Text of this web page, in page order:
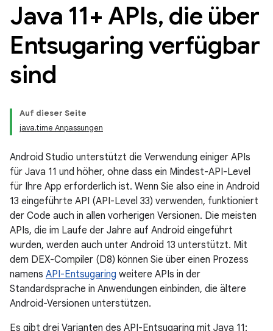
Java 11+ APIs, die über
Entsugaring verfügbar
sind
Auf dieser Seite
java.time Anpassungen
Android Studio unterstützt die Verwendung einiger APIs
für Java 11 und höher, ohne dass ein Mindest-API-Level
für Ihre App erforderlich ist. Wenn Sie also eine in Android
13 eingeführte API (API-Level 33) verwenden, funktioniert
der Code auch in allen vorherigen Versionen. Die meisten
APIs, die im Laufe der Jahre auf Android eingeführt
wurden, werden auch unter Android 13 unterstützt. Mit
dem DEX-Compiler (D8) können Sie über einen Prozess
namens API-Entsugaring weitere APIs in der
Standardsprache in Anwendungen einbinden, die ältere
Android-Versionen unterstützen.
Es gibt drei Varianten des API-Entsugaring mit Java 11: